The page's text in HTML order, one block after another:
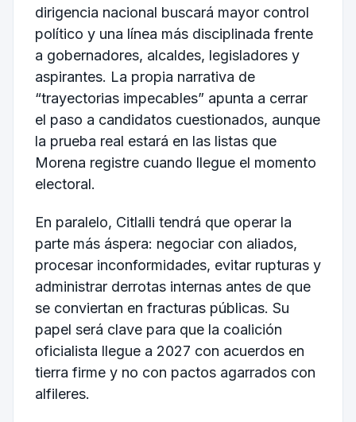
dirigencia nacional buscará mayor control
político y una línea más disciplinada frente
a gobernadores, alcaldes, legisladores y
aspirantes. La propia narrativa de
“trayectorias impecables” apunta a cerrar
el paso a candidatos cuestionados, aunque
la prueba real estará en las listas que
Morena registre cuando llegue el momento
electoral.
En paralelo, Citlalli tendrá que operar la
parte más áspera: negociar con aliados,
procesar inconformidades, evitar rupturas y
administrar derrotas internas antes de que
se conviertan en fracturas públicas. Su
papel será clave para que la coalición
oficialista llegue a 2027 con acuerdos en
tierra firme y no con pactos agarrados con
alfileres.